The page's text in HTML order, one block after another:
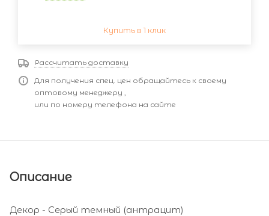
Купить в 1 клик
Рассчитать доставку
Для получения спец. цен обращайтесь к своему
оптовому менеджеру ,
или по номеру телефона на сайте
Описание
Декор - Серый темный (антрацит)